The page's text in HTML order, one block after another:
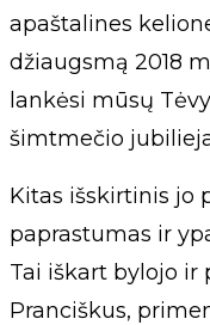
apaštalines
džiaugsmą 2018
lankėsi mūsų
šimtmečio
Kitas išskirtinis jo
paprastumas ir
Tai iškart bylojo ir
Pranciškus,